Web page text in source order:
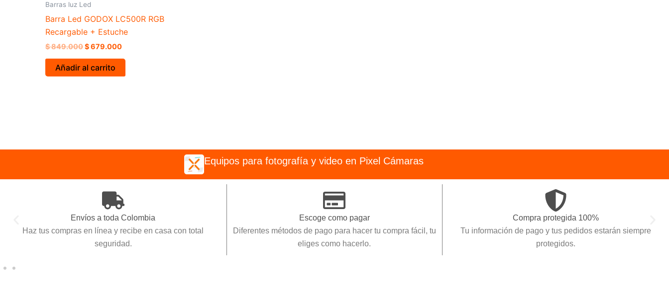
Barras luz Led
Barra Led GODOX LC500R RGB
Recargable + Estuche
$849.000$679.000
Añadir al carrito
Equipos para fotografía y video en Pixel Cámaras
Envíos a toda Colombia
Haz tus compras en línea y recibe en casa con total
seguridad.
Escoge como pagar
Diferentes métodos de pago para hacer tu compra fácil, tu
eliges como hacerlo.
Compra protegida 100%
Tu información de pago y tus pedidos estarán siempre
protegidos.